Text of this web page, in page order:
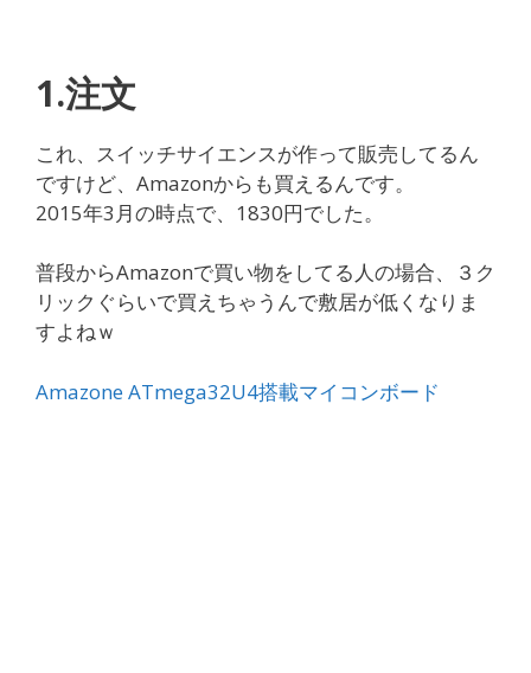
1.注文
これ、スイッチサイエンスが作って販売してるん
ですけど、Amazonからも買えるんです。
2015年3月の時点で、1830円でした。
普段からAmazonで買い物をしてる人の場合、３ク
リックぐらいで買えちゃうんで敷居が低くなりま
すよねｗ
Amazone ATmega32U4搭載マイコンボード